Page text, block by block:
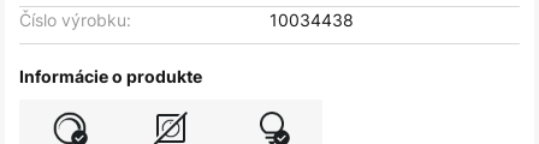
Číslo výrobku:
10034438
Informácie o produkte